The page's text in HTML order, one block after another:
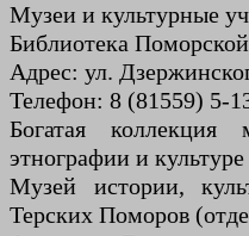
Музеи и культурные
Библиотека
Адрес: ул.
Телефон: 8 (81559) 5-
Богатая коллекция
этнографии и
Музей истории,
Терских Поморов